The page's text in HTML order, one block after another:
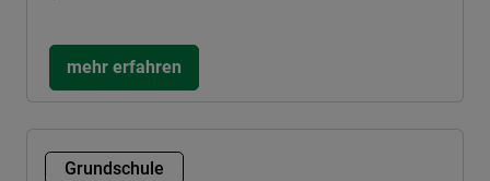
mehr erfahren
Grundschule